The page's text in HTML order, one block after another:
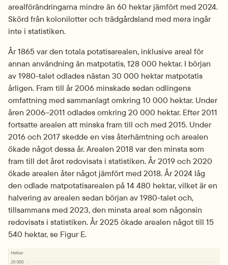
arealförändringarna mindre än 60 hektar jämfört med 2024.
Skörd från kolonilotter och trädgårdsland med mera ingår
inte i statistiken.
År 1865 var den totala potatisarealen, inklusive areal för
annan användning än matpotatis, 128 000 hektar. I början
av 1980-talet odlades nästan 30 000 hektar matpotatis
årligen. Fram till år 2006 minskade sedan odlingens
omfattning med sammanlagt omkring 10 000 hektar. Under
åren 2006–2011 odlades omkring 20 000 hektar. Efter 2011
fortsatte arealen att minska fram till och med 2015. Under
2016 och 2017 skedde en viss återhämtning och arealen
ökade något dessa år. Arealen 2018 var den minsta som
fram till det året redovisats i statistiken. År 2019 och 2020
ökade arealen åter något jämfört med 2018. År 2024 låg
den odlade matpotatisarealen på 14 480 hektar, vilket är en
halvering av arealen sedan början av 1980-talet och,
tillsammans med 2023, den minsta areal som någonsin
redovisats i statistiken. År 2025 ökade arealen något till 15
540 hektar, se Figur E.